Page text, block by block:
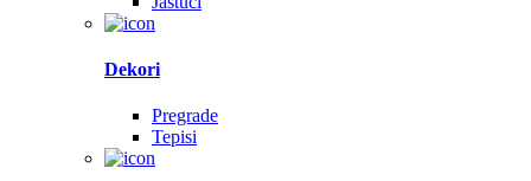
Dekori
Pregrade
Tepisi